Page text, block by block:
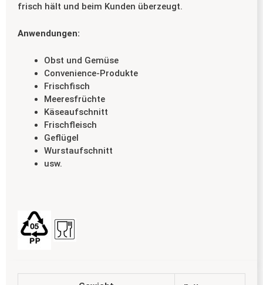
frisch hält und beim Kunden überzeugt.
Anwendungen:
Obst und Gemüse
Convenience-Produkte
Frischfisch
Meeresfrüchte
Käseaufschnitt
Frischfleisch
Geflügel
Wurstaufschnitt
usw.